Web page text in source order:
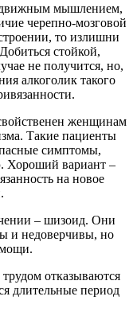
мышлением,
черепно-мозговой
то излишни
стойкой,
не получится, но,
алкоголик такого
женщинам
Такие пациенты
симптомы,
Хороший вариант –
на новое
– шизоид. Они
и недоверчивы, но
отказываются
длительные период